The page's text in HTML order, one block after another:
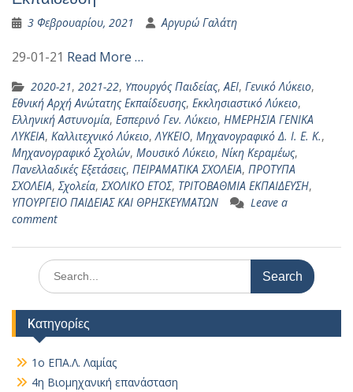
3 Φεβρουαρίου, 2021 Αργυρώ Γαλάτη
29-01-21 Read More …
2020-21, 2021-22, Yπουργός Παιδείας,ΑΕΙ, Γενικό Λύκειο,
Εθνική Αρχή Ανώτατης Εκπαίδευσης, Εκκλησιαστικό Λύκειο,
Ελληνική Αστυνομία, Εσπερινό Γεν. Λύκειο, ΗΜΕΡΗΣΙΑ ΓΕΝΙΚΑ
ΛΥΚΕΙΑ, Καλλιτεχνικό Λύκειο,ΛΥΚΕΙΟ, Μηχανογραφικό Δ. Ι. Ε. Κ.,
Μηχανογραφικό Σχολών, Μουσικό Λύκειο, Νίκη Κεραμέως,
Πανελλαδικές Εξετάσεις, ΠΕΙΡΑΜΑΤΙΚΑ ΣΧΟΛΕΙΑ, ΠΡΟΤΥΠΑ
ΣΧΟΛΕΙΑ,Σχολεία,ΣΧΟΛΙΚΟ ΕΤΟΣ, ΤΡΙΤΟΒΑΘΜΙΑ ΕΚΠΑΙΔΕΥΣΗ,
ΥΠΟΥΡΓΕΙΟ ΠΑΙΔΕΙΑΣ ΚΑΙ ΘΡΗΣΚΕΥΜΑΤΩΝ
Leave a
comment
Search
for:
Kατηγορίες
1ο ΕΠΑ.Λ. Λαμίας
4η Βιομηχανική επανάσταση